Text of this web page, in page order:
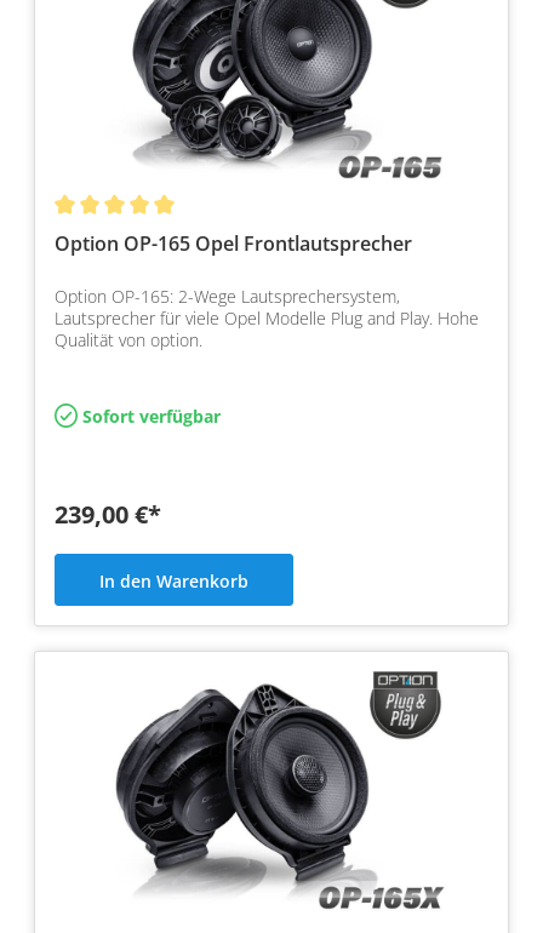
Option OP-165 Opel Frontlautsprecher
Option OP-165: 2-Wege Lautsprechersystem,
Lautsprecher für viele Opel Modelle Plug and Play. Hohe
Qualität von option.
Sofort verfügbar
239,00 €*
In den Warenkorb